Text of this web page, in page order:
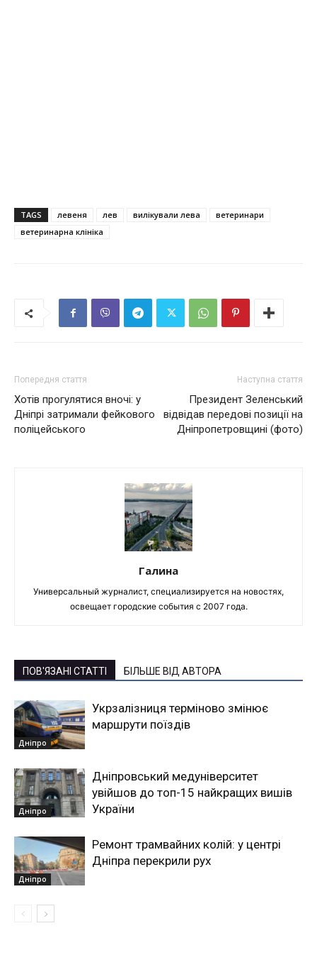
TAGS левеня лев вилікували лева
ветеринари
ветеринарна клініка
Попередня стаття
Хотів прогулятися вночі: у
Дніпрі затримали фейкового
поліцейського
Наступна стаття
Президент Зеленський
відвідав передові позиції на
Дніпропетровщині (фото)
Галина
Универсальный журналист, специализируется на новостях,
освещает городские события с 2007 года.
ПОВ'ЯЗАНІ СТАТТІ БІЛЬШЕ ВІД АВТОРА
Дніпро
Укрзалізниця терміново змінює
маршрути поїздів
Дніпро
Дніпровський медуніверситет
увійшов до топ-15 найкращих вишів
України
Дніпро
Ремонт трамвайних колій: у центрі
Дніпра перекрили рух